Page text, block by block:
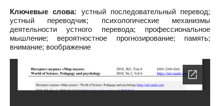
Ключевые слова: устный последовательный перевод;
устный переводчик; психологические механизмы
деятельности устного перевода; профессиональное
мышление; вероятностное прогнозирование; память;
внимание; воображение